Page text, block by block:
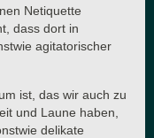
Netiquette
dass dort in
agitatorischer
ist, das wir auch zu
und Laune haben,
delikate